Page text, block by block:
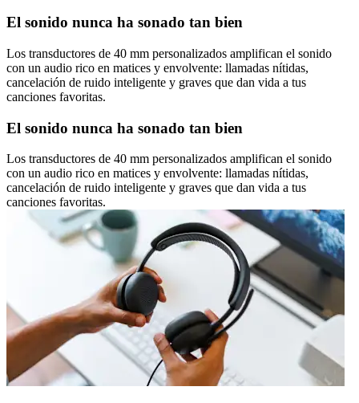
El sonido nunca ha sonado tan bien
Los transductores de 40 mm personalizados amplifican el sonido
con un audio rico en matices y envolvente: llamadas nítidas,
cancelación de ruido inteligente y graves que dan vida a tus
canciones favoritas.
El sonido nunca ha sonado tan bien
Los transductores de 40 mm personalizados amplifican el sonido
con un audio rico en matices y envolvente: llamadas nítidas,
cancelación de ruido inteligente y graves que dan vida a tus
canciones favoritas.